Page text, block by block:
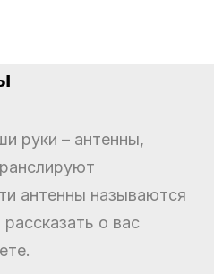
руки – антенны,
антенны называются
о вас